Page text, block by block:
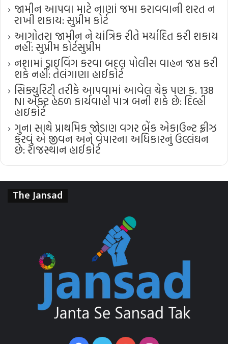
જામીન આપવા માટે નાણાં જમા કરાવવાની શરત ન
રાખી શકાય: સુપ્રીમ કોર્ટ
આગોતરા જામીન ને યાંત્રિક રીતે મર્યાદિત કરી શકાય
નહીં: સુપ્રીમ કોર્ટ​સુપ્રીમ
નશામાં ડ્રાઇવિંગ કરવા બદલ પોલીસ વાહન જપ્ત કરી
શકે નહીં: તેલંગાણા હાઈકોર્ટ
સિક્યુરિટી તરીકે આપવામાં આવેલ ચેક પણ ક. 138
NI એક્ટ હેઠળ કાર્યવાહી પાત્ર બની શકે છે: દિલ્હી
હાઇકોર્ટ
ગુના સાથે પ્રાથમિક જોડાણ વગર બેંક એકાઉન્ટ ફ્રીઝ
કરવું એ જીવન અને વેપારના અધિકારનું ઉલ્લંઘન
છે: રાજસ્થાન હાઈકોર્ટ
The Jansad